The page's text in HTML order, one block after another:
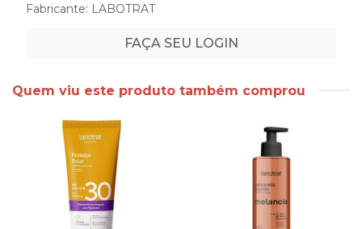
Fabricante: LABOTRAT
FAÇA SEU LOGIN
Quem viu este produto também comprou